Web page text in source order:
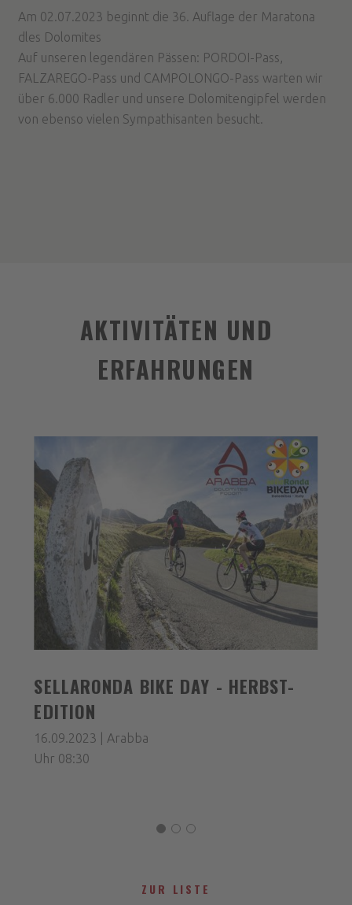
Am 02.07.2023 beginnt die 36. Auflage der Maratona
dles Dolomites
Auf unseren legendären Pässen: PORDOI-Pass,
FALZAREGO-Pass und CAMPOLONGO-Pass warten wir
über 6.000 Radler und unsere Dolomitengipfel werden
von ebenso vielen Sympathisanten besucht.
AKTIVITÄTEN UND
ERFAHRUNGEN
SELLARONDA BIKE DAY - HERBST-
EDITION
16.09.2023 | Arabba
Uhr 08:30
ZUR LISTE